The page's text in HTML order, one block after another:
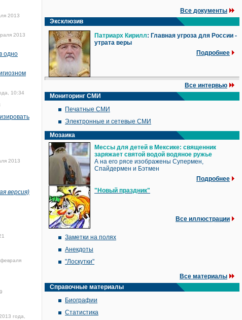
2013
2013
одно
10:34
2013
версия)
года,
Все документы
Эксклюзив
Патриарх Кирилл: Главная угроза для России -
утрата веры
Подробнее
Все интервью
Мониторинг СМИ
Печатные СМИ
Электронные и сетевые СМИ
Мозаика
Мессы для детей в Мексике: священник
заряжает святой водой водяное ружье
А на его рясе изображены Супермен,
Спайдермен и Бэтмен
Подробнее
"Новый праздник"
Все иллюстрации
Заметки на полях
Анекдоты
"Лоскутки"
Все материалы
Справочные материалы
Биографии
Статистика